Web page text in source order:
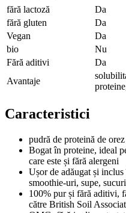
fără lactoză
Da
fără gluten
Da
Vegan
Da
bio
Nu
Fără aditivi
Da
Avantaje
Caracteristici
pudră de proteină de
Bogat în proteine, ideal
care este și fără alergeni
Ușor de adăugat și
smoothie-uri, supe,
100% pur și fără aditivi,
către British Soil